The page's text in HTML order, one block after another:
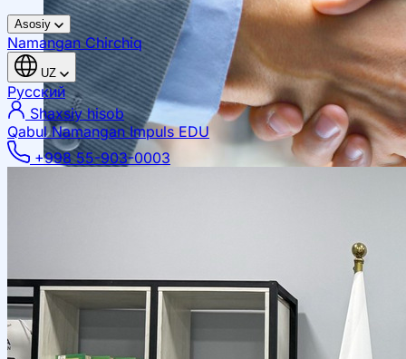
Mahalliy hamkorlik
Asosiy
NamanganChirchiq
UZ
Русский
Shaxsiy hisob
Qabul Namangan Impuls EDU
+998 55-903-0003